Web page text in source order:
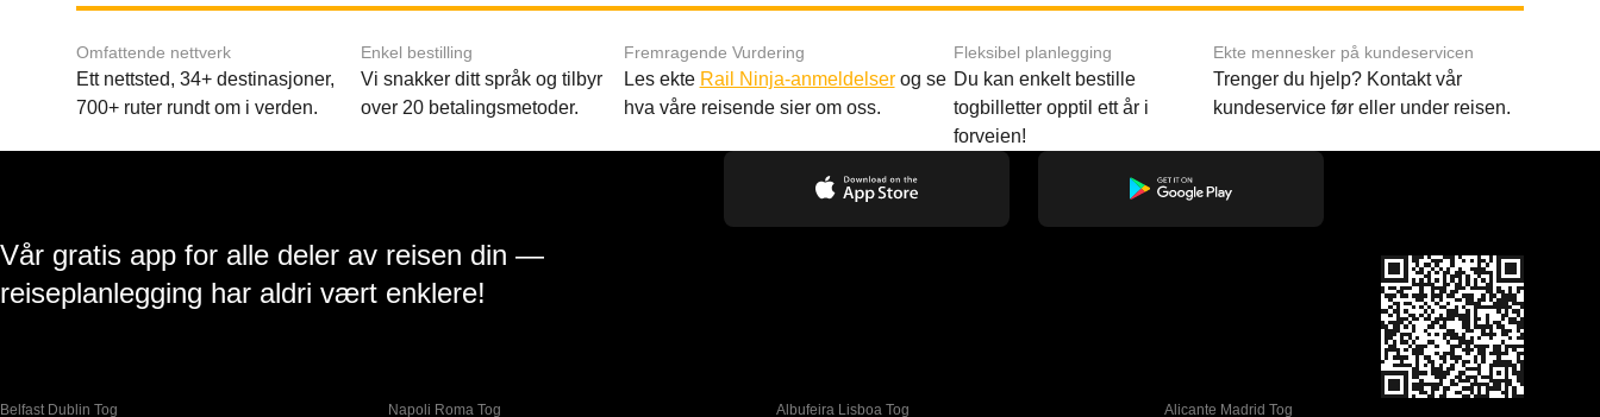
Omfattende nettverk
Ett nettsted, 34+ destinasjoner,
700+ ruter rundt om i verden.
Enkel bestilling
Vi snakker ditt språk og tilbyr
over 20 betalingsmetoder.
Fremragende Vurdering
Les ekte Rail Ninja-anmeldelserog se
hva våre reisende sier om oss.
Fleksibel planlegging
Du kan enkelt bestille
togbilletter opptil ett år i
forveien!
Ekte mennesker på kundeservicen
Trenger du hjelp? Kontakt vår
kundeservice før eller under reisen.
Vår gratis app for alle deler av reisen din —
reiseplanlegging har aldri vært enklere!
Belfast Dublin Tog Napoli Roma Tog Albufeira Lisboa Tog Alicante Madrid Tog